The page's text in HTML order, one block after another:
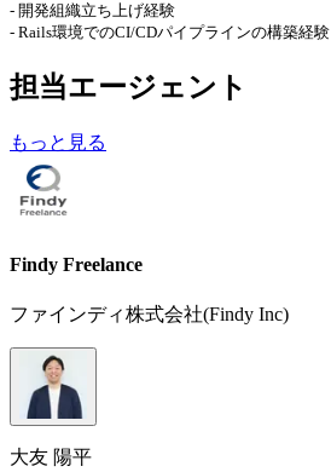
- 開発組織立ち上げ経験
- Rails環境でのCI/CDパイプラインの構築経験
担当エージェント
もっと見る
Findy Freelance
ファインディ株式会社(Findy Inc)
大友 陽平